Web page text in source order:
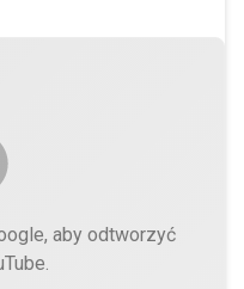
aby odtworzyć